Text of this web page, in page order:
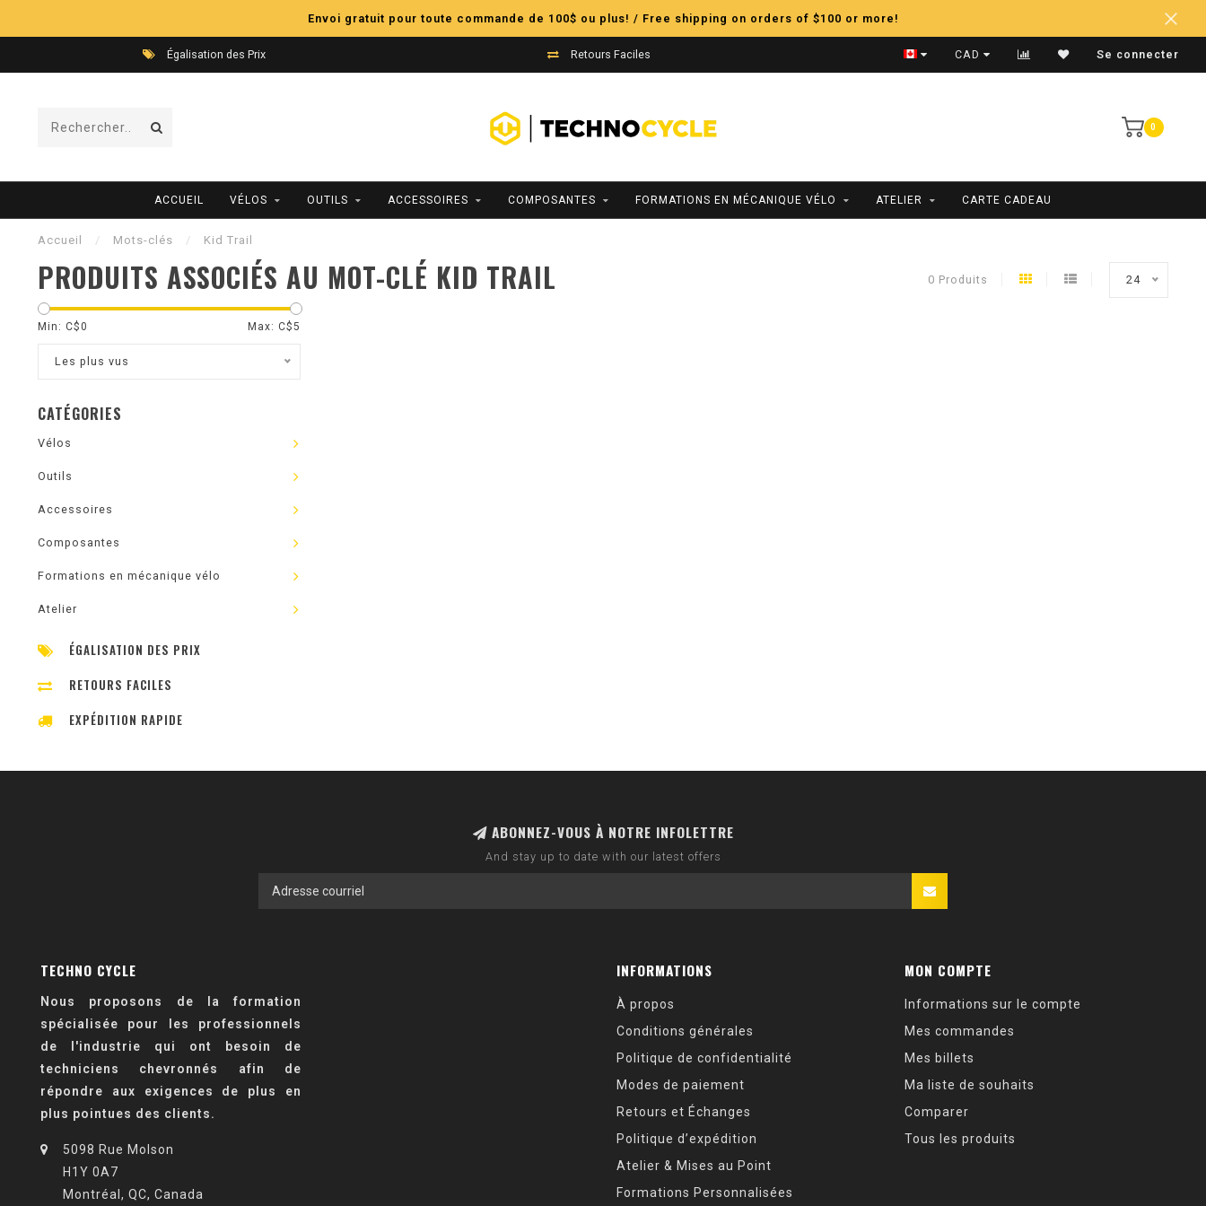
Envoi gratuit pour toute commande de 100$ ou plus! / Free shipping on orders of $100 or more!
Égalisation des Prix Retours Faciles Expédition Rapide
CAD Se connecter
0
ACCUEIL VÉLOS OUTILS ACCESSOIRES COMPOSANTES FORMATIONS EN MÉCANIQUE VÉLO ATELIER CARTE CADEAU
Accueil / Mots-clés / Kid Trail
PRODUITS ASSOCIÉS AU MOT-CLÉ KID TRAIL 0 Produits 24
Min: C$0 Max: C$5
Les plus vus
CATÉGORIES
Vélos
Outils
Accessoires
Composantes
Formations en mécanique vélo
Atelier
ÉGALISATION DES PRIX
RETOURS FACILES
EXPÉDITION RAPIDE
ABONNEZ-VOUS À NOTRE INFOLETTRE
And stay up to date with our latest offers
TECHNO CYCLE
Nous proposons de la formation
spécialisée pour les professionnels
de l'industrie qui ont besoin de
techniciens chevronnés afin de
répondre aux exigences de plus en
plus pointues des clients.
5098 Rue Molson
H1Y 0A7
Montréal, QC, Canada
INFORMATIONS
À propos
Conditions générales
Politique de confidentialité
Modes de paiement
Retours et Échanges
Politique d’expédition
Atelier & Mises au Point
Formations Personnalisées
MON COMPTE
Informations sur le compte
Mes commandes
Mes billets
Ma liste de souhaits
Comparer
Tous les produits